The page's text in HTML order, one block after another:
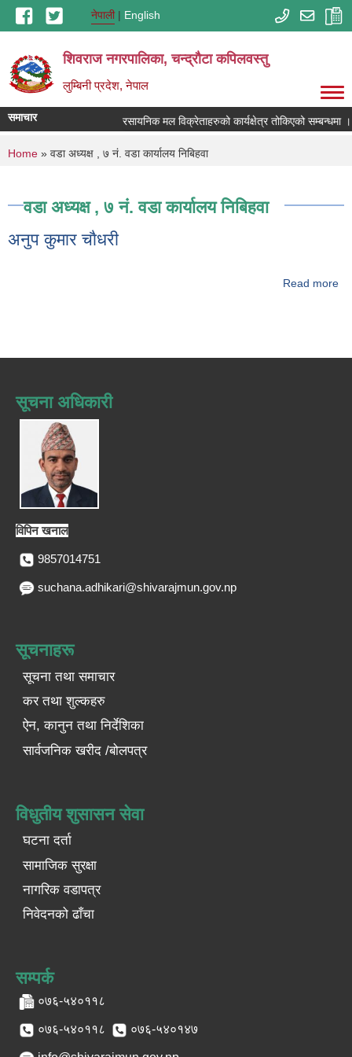
Skip to main contentनेपाली English
शिवराज नगरपालिका, चन्द्राैटा कपिलवस्तु
लुम्बिनी प्रदेश, नेपाल
समाचार रसायनिक मल विक्रेताहरुको कार्यक्षेत्र तोकिएको सम्बन्धमा ।
You are here
Home » वडा अध्यक्ष , ७ न‍‍ं. वडा कार्यालय निबिहवा
वडा अध्यक्ष , ७ न‍‍ं. वडा कार्यालय निबिहवा
अनुप कुमार चाैधरी
Read more
सूचना अधिकारी
विपिन खनाल
9857014751
suchana.adhikari@shivarajmun.gov.np
सूचनाहरू
सूचना तथा समाचार
कर तथा शुल्कहरु
ऐन, कानुन तथा निर्देशिका
सार्वजनिक खरीद /बोलपत्र
विधुतीय शुसासन सेवा
घटना दर्ता
सामाजिक सुरक्षा
नागरिक वडापत्र
निवेदनको ढाँचा
सम्पर्क
०७६-५४०११८
०७६-५४०११८ ०७६-५४०१४७